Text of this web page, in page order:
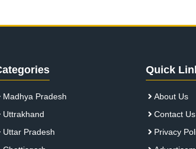
Madhya Pradesh
Uttrakhand
Uttar Pradesh
Quick
About Us
Contact Us
Privacy